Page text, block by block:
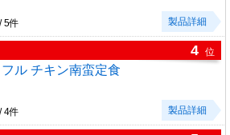
/ 5件 製品詳細
4 位
ル チキン南蛮定食
/ 4件 製品詳細